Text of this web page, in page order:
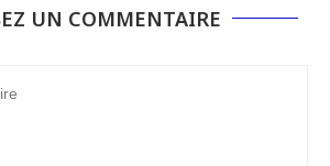
UN COMMENTAIRE